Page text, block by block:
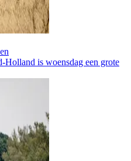
Holland is woensdag een grote